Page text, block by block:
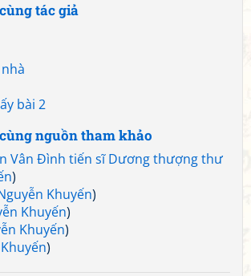
tác giả
bài 2
nguồn tham khảo
Vân Đình tiến sĩ Dương thượng thư
)
Khuyến)
Khuyến)
Khuyến)
)